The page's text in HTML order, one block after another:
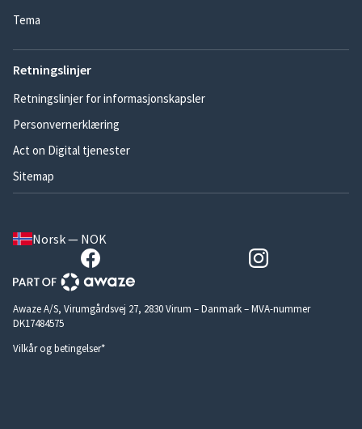
Tema
Retningslinjer
Retningslinjer for informasjonskapsler
Personvernerklæring
Act on Digital tjenester
Sitemap
Norsk — NOK
Awaze A/S, Virumgårdsvej 27, 2830 Virum – Danmark – MVA-nummer
DK17484575
Vilkår og betingelser*